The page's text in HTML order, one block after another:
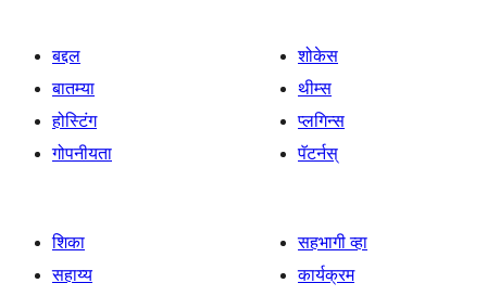
बद्दल
बातम्या
होस्टिंग
गोपनीयता
शोकेस
थीम्स
प्लगिन्स
पॅटर्नस्
शिका
सहाय्य
सहभागी व्हा
कार्यक्रम